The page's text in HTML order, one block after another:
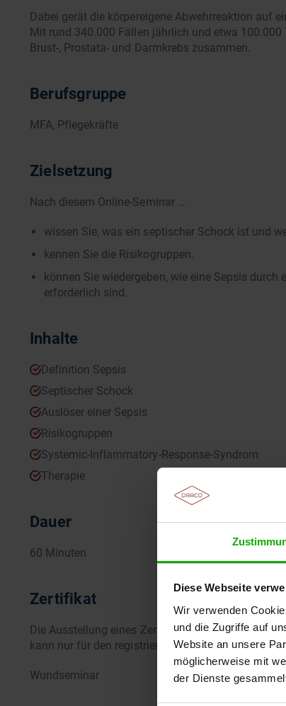
Diese Webseite
Wir verwenden
und die Zugriffe auf
Website an unsere
möglicherweise mit
der Dienste
Dabei gerät die körpereigene Abwehrreaktion auf
Mit rund 340.000 Fällen jährlich und etwa
Brust-, Prostata- und Darmkrebs zusammen.
Berufsgruppe
MFA, Pflegekräfte
Zielsetzung
Nach diesem Online-Seminar …
wissen Sie, was ein septischer Schock ist und
kennen Sie die Risikogruppen.
können Sie wiedergeben, wie eine Sepsis
erforderlich sind.
Inhalte
Definition Sepsis
Septischer Schock
Auslöser einer Sepsis
Risikogruppen
Systemic-Inflammatory-Response-Syndrom
Therapie
Dauer
60 Minuten
Zertifikat
Die Ausstellung eines Zertifikates setzt die
kann nur für den registrierten Teilnehmer
Wundseminar